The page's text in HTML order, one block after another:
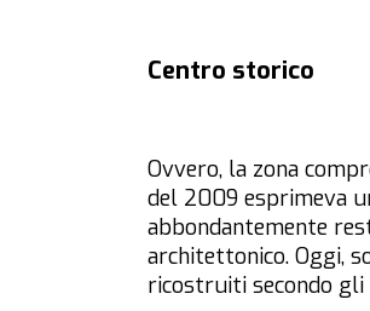
Centro storico
Ovvero, la zona
del 2009 esprimeva
abbondantemente
architettonico. Oggi,
ricostruiti secondo gli